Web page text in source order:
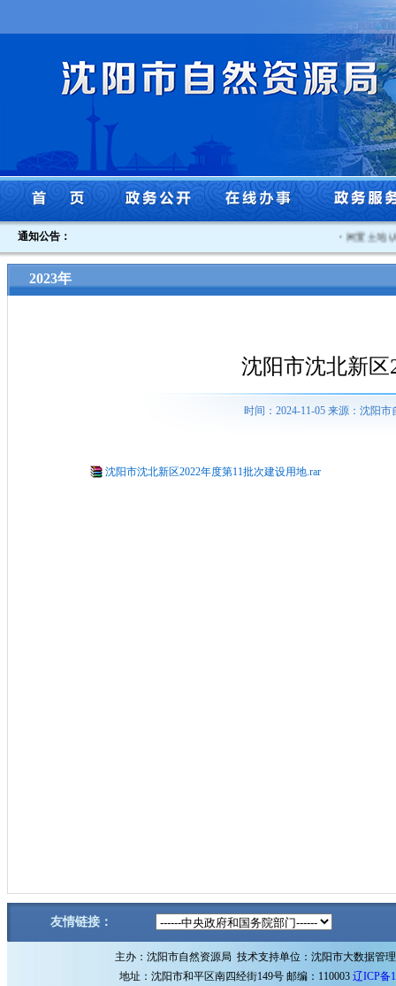
通知公告： 闲置土地
2023年
沈阳市沈北新区
时间：2024-11-05 来源：沈阳
沈阳市沈北新区2022年度第11批次建设用地.rar
友情链接：
主办：沈阳市自然资源局 技术支持单位：沈阳市大数据管
地址：沈阳市和平区南四经街149号 邮编：110003 辽ICP备